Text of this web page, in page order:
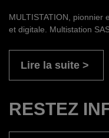
MULTISTATION, pionnier
et digitale. Multistation
Lire la suite
RESTEZ